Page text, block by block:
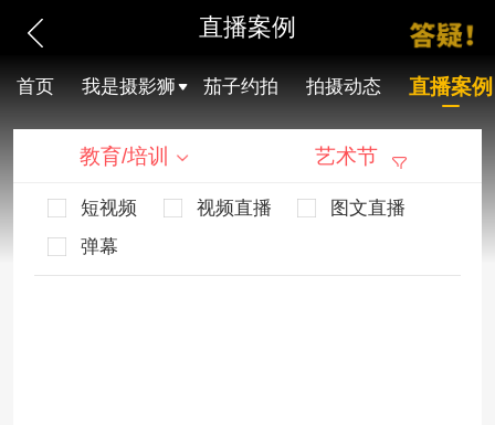
直播案例
首页 我是摄影狮 茄子约拍 拍摄动态 直播案例
教育/培训 艺术节
短视频 视频直播
图文直播
弹幕